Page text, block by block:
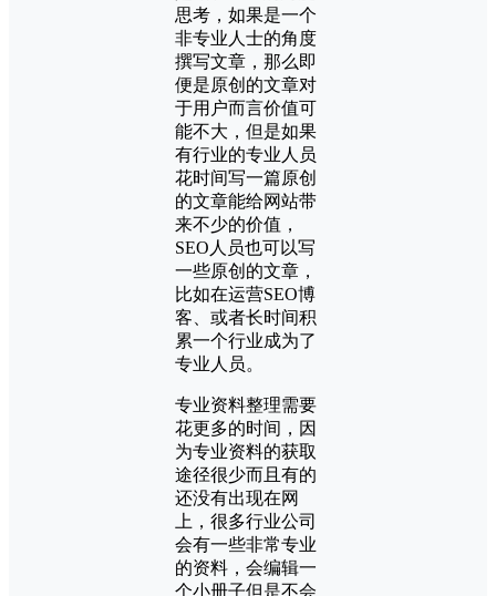
思考，如果是一个
非专业人士的角度
撰写文章，那么即
便是原创的文章对
于用户而言价值可
能不大，但是如果
有行业的专业人员
花时间写一篇原创
的文章能给网站带
来不少的价值，
SEO人员也可以写
一些原创的文章，
比如在运营SEO博
客、或者长时间积
累一个行业成为了
专业人员。
专业资料整理需要
花更多的时间，因
为专业资料的获取
途径很少而且有的
还没有出现在网
上，很多行业公司
会有一些非常专业
的资料，会编辑一
个小册子但是不会